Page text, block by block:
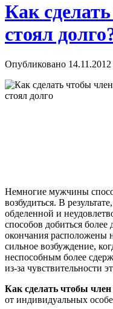
Как
стоял
Опубликовано 14.11.2012
Немногие мужчины
возбудиться. В
обделенной и
способов добиться
окончания расположены
сильное возбуждение,
неспособным более
из-за чувствительности
Как сделать чтобы член
от индивидуальных